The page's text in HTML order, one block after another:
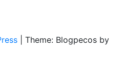
Theme: Blogpecos by